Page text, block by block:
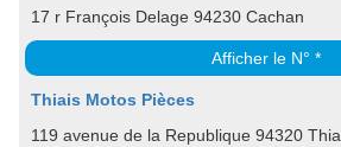
17 r François Delage 94230 Cachan
Afficher le N° *
Thiais Motos Pièces
119 avenue de la Republique 94320